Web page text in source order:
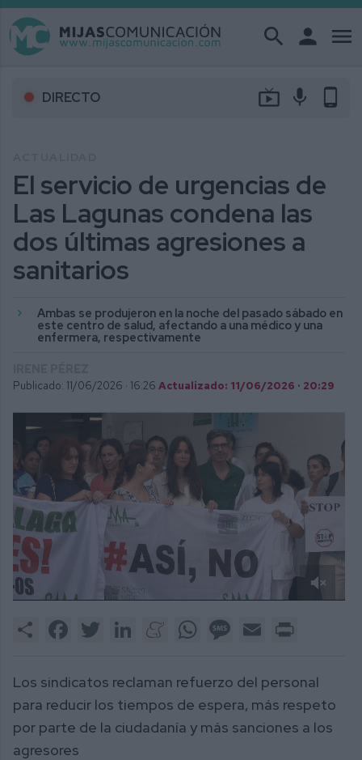
search person menu
DIRECTO live_tv mic phone_android
El servicio de urgencias de
Las Lagunas condena las
dos últimas agresiones a
sanitarios
Ambas se produjeron en la noche del pasado sábado en
este centro de salud, afectando a una médico y una
enfermera, respectivamente
Publicado: 11/06/2026 · 16:26 Actualizado: 11/06/2026 · 20:29
1
Share FacebookTwitter LinkedInMeneameWhatsAppMessage
Email
Los sindicatos reclaman refuerzo del personal
para reducir los tiempos de espera, más respeto
por parte de la ciudadanía y más sanciones a los
agresores